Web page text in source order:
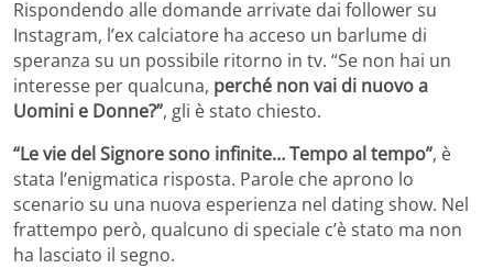
Rispondendo alle domande arrivate dai follower su
Instagram, l’ex calciatore ha acceso un barlume di
speranza su un possibile ritorno in tv. “Se non hai un
interesse per qualcuna, perché non vai di nuovo a
Uomini e Donne?”, gli è stato chiesto.
“Le vie del Signore sono infinite… Tempo al tempo”, è
stata l’enigmatica risposta. Parole che aprono lo
scenario su una nuova esperienza nel dating show. Nel
frattempo però, qualcuno di speciale c’è stato ma non
ha lasciato il segno.